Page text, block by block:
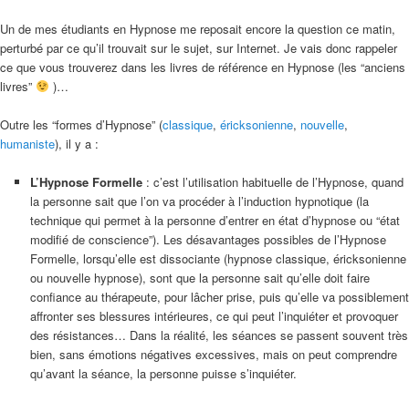
Un de mes étudiants en Hypnose me reposait encore la question ce matin,
perturbé par ce qu’il trouvait sur le sujet, sur Internet. Je vais donc rappeler
ce que vous trouverez dans les livres de référence en Hypnose (les “anciens
livres”
)…
Outre les “formes d’Hypnose” (classique, éricksonienne, nouvelle,
humaniste), il y a :
L’Hypnose Formelle: c’est l’utilisation habituelle de l’Hypnose, quand
la personne sait que l’on va procéder à l’induction hypnotique (la
technique qui permet à la personne d’entrer en état d’hypnose ou “état
modifié de conscience”). Les désavantages possibles de l’Hypnose
Formelle, lorsqu’elle est dissociante (hypnose classique, éricksonienne
ou nouvelle hypnose), sont que la personne sait qu’elle doit faire
confiance au thérapeute, pour lâcher prise, puis qu’elle va possiblement
affronter ses blessures intérieures, ce qui peut l’inquiéter et provoquer
des résistances… Dans la réalité, les séances se passent souvent très
bien, sans émotions négatives excessives, mais on peut comprendre
qu’avant la séance, la personne puisse s’inquiéter.